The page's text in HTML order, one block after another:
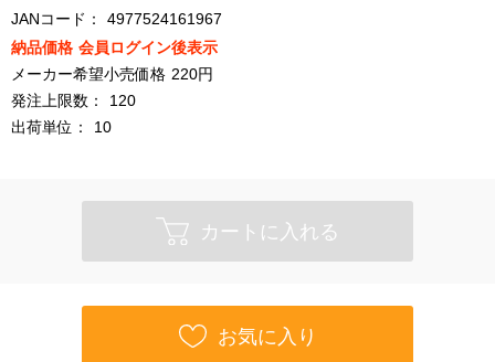
JANコード：
4977524161967
納品価格 会員ログイン後表示
メーカー希望小売価格 220円
発注上限数：
120
出荷単位：
10
カートに入れる
お気に入り